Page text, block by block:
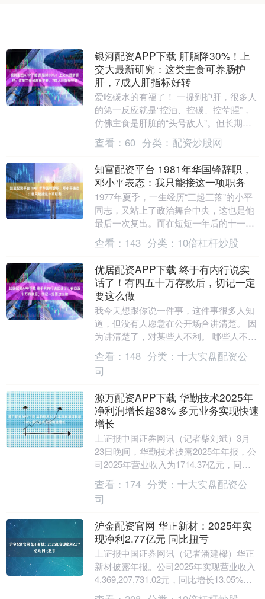
银河配资APP下载 肝脂降30%！上
交大最新研究：这类主食可养肠护
肝，7成人肝指标好转
爱吃碳水的有福了！ 一提到护肝，很多人
的第一反应就是“控油、控碳、控荤腥”，
仿佛主食是肝脏的“头号敌人”。但长期坚
持不仅会引发焦虑，还会因过度节食导致
营养不足、....
查看： 60 分类： 配资炒股网
知富配资平台 1981年华国锋辞职，
邓小平表态：我只能接这一项职务
1977年夏季，一生经历“三起三落”的小平
同志，又站上了政治舞台中央，这也是他
最后一次复出。而在短短一年后的十一届
三中全会上，他的领导核心地位事实上被
确立下来。....
查看： 143 分类： 10倍杠杆炒股
优居配资APP下载 终于有内行说实
话了！有四五十万存款后，切记一定
要这么做
我今天想跟你说一件事，这件事很多人知
道，但没有人愿意在公开场合讲清楚。 因
为讲清楚了，对某些人不利。 哪些人不
利？那些希望你继续把钱放在某个地方、
继续做某个决策....
查看： 148 分类： 十大实盘配资公
司
源万配资APP下载 华勤技术2025年
净利润增长超38% 多元业务实现快速
增长
上证报中国证券网讯（记者柴刘斌）3月
23日晚间，华勤技术披露2025年年报，公
司2025年营业收入为1714.37亿元，同比
增长56.02%；归母净利润为40.....
查看： 174 分类： 十大实盘配资公
司
沪金配资官网 华正新材：2025年实
现净利2.77亿元 同比扭亏
上证报中国证券网讯（记者潘建樑）华正
新材披露年报。公司2025年实现营业收入
4,369,207,731.02元，同比增长13.05%；
归属于上市公司股东的净利润....